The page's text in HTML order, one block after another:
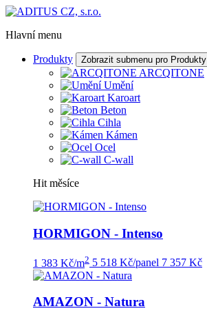
Hlavní menu
Produkty Zobrazit submenu pro Produkty
ARCQITONE
Umění
Karoart
Beton
Cihla
Kámen
Ocel
C-wall
Hit měsíce
HORMIGON - Intenso
1 383 Kč/m2 5 518 Kč/panel 7 357 Kč
AMAZON - Natura